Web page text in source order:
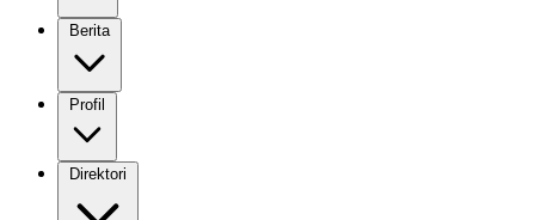
Berita
Profil
Direktori